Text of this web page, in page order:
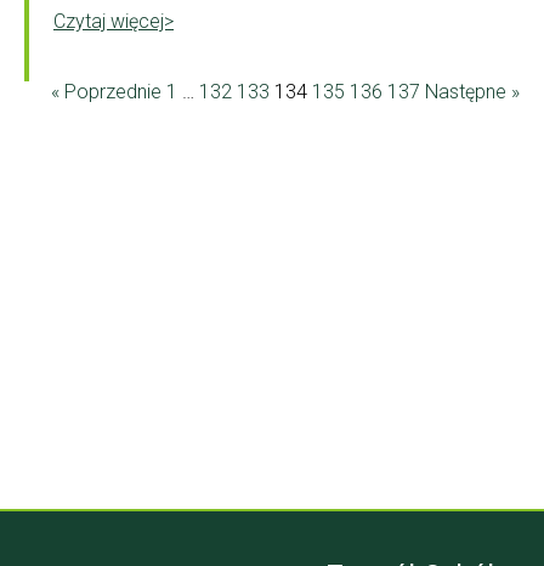
Czytaj więcej>
« Poprzednie 1 … 132 133 134 135 136 137 Następne »